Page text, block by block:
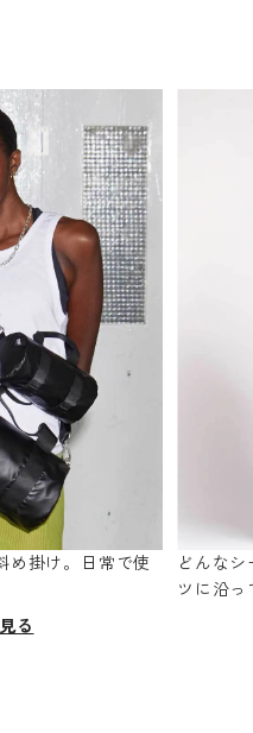
め掛け。日常で使
る
どんな
ツに沿っ